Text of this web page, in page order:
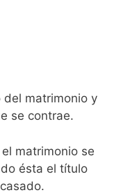
del matrimonio y
se contrae.
matrimonio se
ésta el título